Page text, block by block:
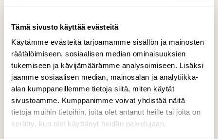
Tämä sivusto käyttää evästeitä
Käytämme evästeitä tarjoamamme sisällön ja mainosten
räätälöimiseen, sosiaalisen median ominaisuuksien
tukemiseen ja kävijämäärämme analysoimiseen. Lisäksi
jaamme sosiaalisen median, mainosalan ja analytiikka-
alan kumppaneillemme tietoja siitä, miten käytät
sivustoamme. Kumppanimme voivat yhdistää näitä
tietoja muihin tietoihin, joita olet antanut heille tai joita on
kerätty, kun olet käyttänyt heidän palvelujaan.
Käpytikka kävi hakeen
syötävää
Olin lintuja kuvailemassa erään suon laidalla
Pudasjärvellä. Tämä tikka kävi viereisistä
keloista kaiveleen hyönteisiä.